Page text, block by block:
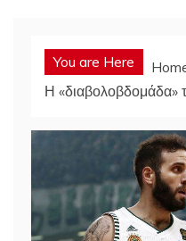
You are Here
Η «διαβολοβδομάδα»